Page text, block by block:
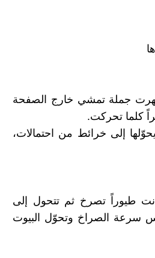
جملة تمشي خارج الصفحة
كلما تحركت.
إلى خرائط من احتمالات،
طيوراً تصرخ ثم تتحول إلى
سرعة الصراخ وتحوّل البيوت